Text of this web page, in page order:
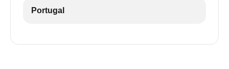
Portugal